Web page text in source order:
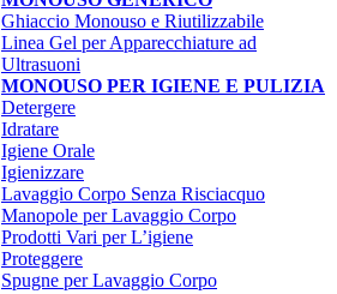
Ghiaccio Monouso e Riutilizzabile
Linea Gel per Apparecchiature ad
Ultrasuoni
MONOUSO PER IGIENE E PULIZIA
Detergere
Idratare
Igiene Orale
Igienizzare
Lavaggio Corpo Senza Risciacquo
Manopole per Lavaggio Corpo
Prodotti Vari per L’igiene
Proteggere
Spugne per Lavaggio Corpo